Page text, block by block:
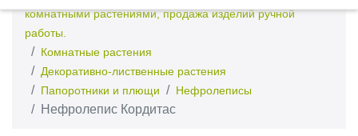
комнатными растениями, продажа изделий ручной
работы.
Комнатные растения
Декоративно-лиственные растения
Папоротники и плющи
Нефролеписы
Нефролепис Кордитас